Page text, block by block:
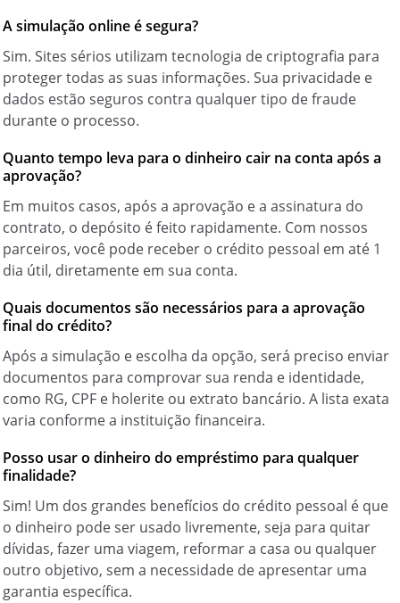
A simulação online é segura?
Sim. Sites sérios utilizam tecnologia de criptografia para
proteger todas as suas informações. Sua privacidade e
dados estão seguros contra qualquer tipo de fraude
durante o processo.
Quanto tempo leva para o dinheiro cair na conta após a
aprovação?
Em muitos casos, após a aprovação e a assinatura do
contrato, o depósito é feito rapidamente. Com nossos
parceiros, você pode receber o crédito pessoal em até 1
dia útil, diretamente em sua conta.
Quais documentos são necessários para a aprovação
final do crédito?
Após a simulação e escolha da opção, será preciso enviar
documentos para comprovar sua renda e identidade,
como RG, CPF e holerite ou extrato bancário. A lista exata
varia conforme a instituição financeira.
Posso usar o dinheiro do empréstimo para qualquer
finalidade?
Sim! Um dos grandes benefícios do crédito pessoal é que
o dinheiro pode ser usado livremente, seja para quitar
dívidas, fazer uma viagem, reformar a casa ou qualquer
outro objetivo, sem a necessidade de apresentar uma
garantia específica.